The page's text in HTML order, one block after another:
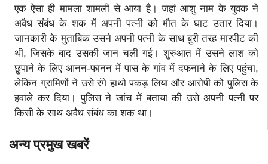
एक ऐसा ही मामला शामली से आया है। जहां आशु नाम के युवक ने
अवैध संबंध के शक में अपनी पत्नी को मौत के घाट उतार दिया।
जानकारी के मुताबिक उसने अपनी पत्नी के साथ बुरी तरह मारपीट की
थी, जिसके बाद उसकी जान चली गई। शुरुआत में उसने लाश को
छुपाने के लिए आनन-फानन में पास के गांव में दफनाने के लिए पहुंचा,
लेकिन ग्रामिणों ने उसे रंगे हाथो पकड़ लिया और आरोपी को पुलिस के
हवाले कर दिया। पुलिस ने जांच में बताया की उसे अपनी पत्नी पर
किसी के साथ अवैध संबंध का शक था।
अन्य प्रमुख खबरें